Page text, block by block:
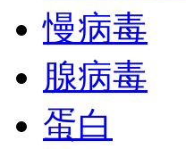
慢病毒
腺病毒
蛋白